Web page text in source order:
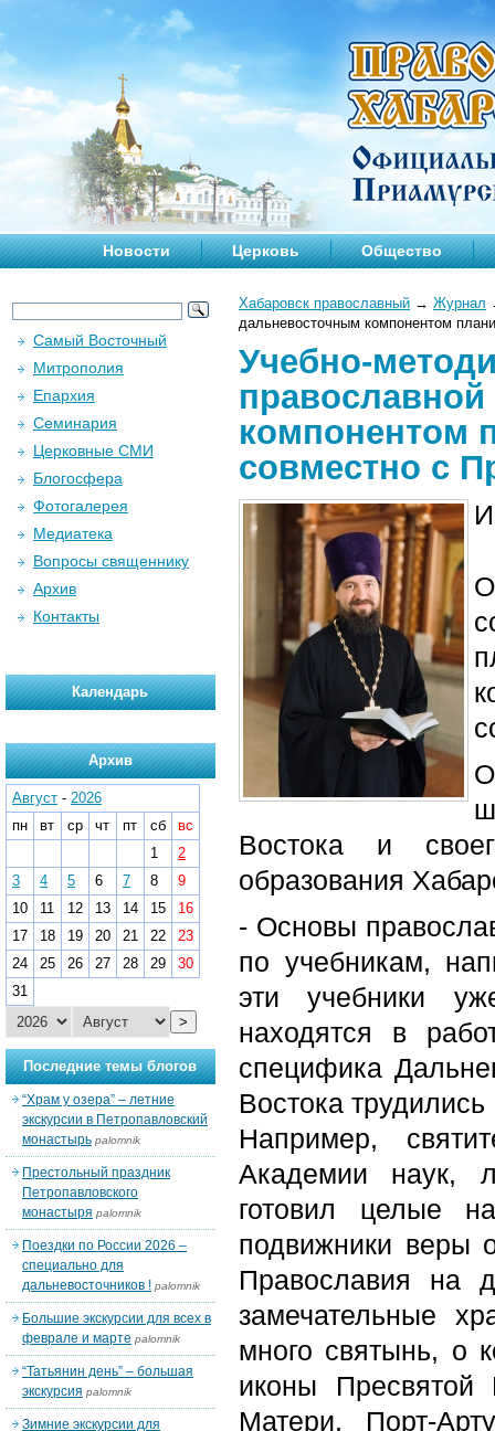
Новости Церковь Общество
Хабаровск православный → Журнал
дальневосточным компонентом
Учебно-
компонентом
совместно с
Востока и
образования
- Основы
по учебникам,
эти учебники
находятся в
специфика
Востока
Например,
Академии наук,
готовил целые
подвижники веры
Православия на
замечательные
много святынь, о
иконы
Матери, Порт-
Самый Восточный
Митрополия
Епархия
Семинария
Церковные СМИ
Блогосфера
Фотогалерея
Медиатека
Вопросы священнику
Архив
Контакты
Календарь
Архив
Август - 2026
пн
вт ср чт пт сб
вс
1
2
3
4 5 6 7 8
9
10
11 12 13 14 15
16
17
18 19 20 21 22
23
24
25 26 27 28 29
30
31
>
Последние темы блогов
“Храм у озера” – летние
экскурсии в Петропавловский
монастырь palomnik
Престольный праздник
Петропавловского
монастыря palomnik
Поездки по России 2026 –
специально для
дальневосточников ! palomnik
Большие экскурсии для всех в
феврале и марте palomnik
“Татьянин день” – большая
экскурсия palomnik
Зимние экскурсии для